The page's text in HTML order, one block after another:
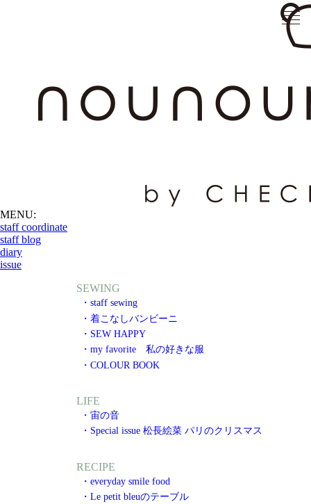
MENU:
staff coordinate
staff blog
diary
issue
SEWING
・staff sewing
・着こなしバンビーニ
・SEW HAPPY
・my favorite 私の好きな服
・COLOUR BOOK
LIFE
・宙の音
・Special issue 松長絵菜 パリのクリスマス
RECIPE
・everyday smile food
・Le petit bleuのテーブル